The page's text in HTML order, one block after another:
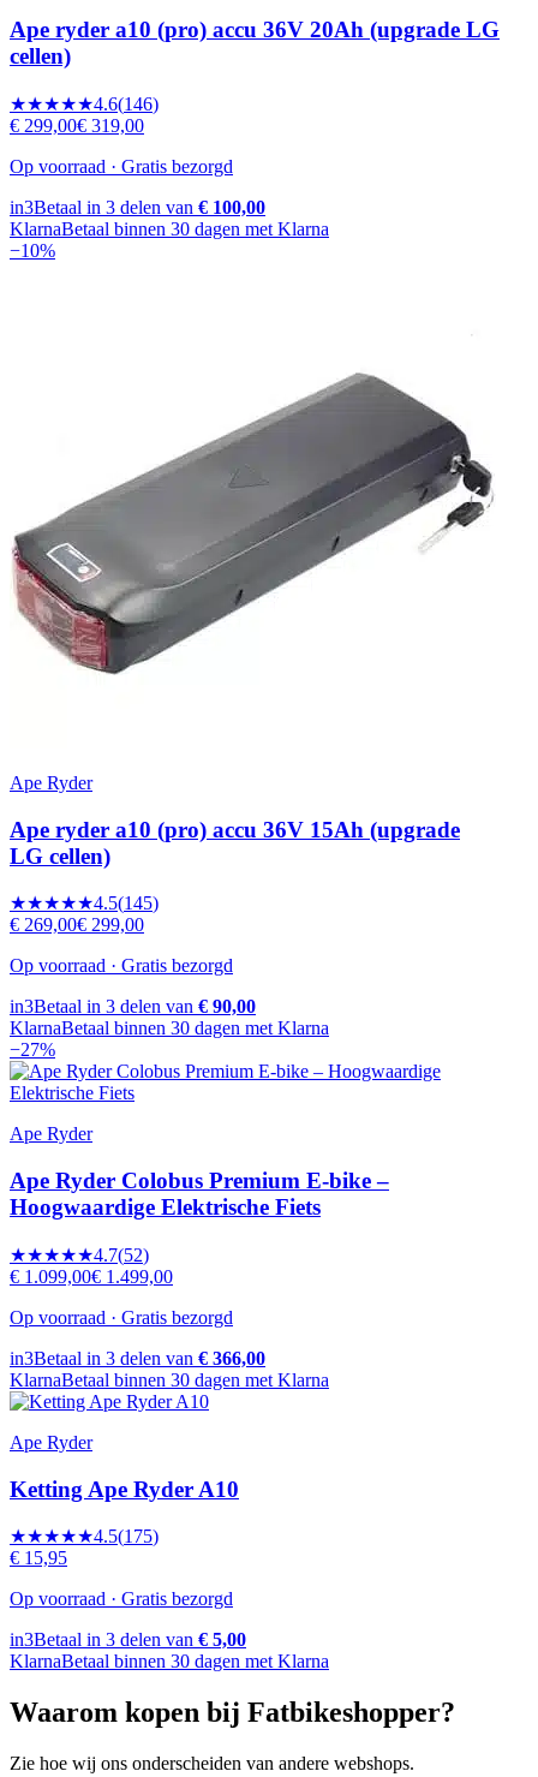
Ape ryder a10 (pro) accu 36V 20Ah (upgrade LG
cellen)
★★★★★4.6(146)
€ 299,00€ 319,00
Op voorraad · Gratis bezorgd
in3Betaal in 3 delen van € 100,00
KlarnaBetaal binnen 30 dagen met Klarna
−10%
Ape Ryder
Ape ryder a10 (pro) accu 36V 15Ah (upgrade
LG cellen)
★★★★★4.5(145)
€ 269,00€ 299,00
Op voorraad · Gratis bezorgd
in3Betaal in 3 delen van € 90,00
KlarnaBetaal binnen 30 dagen met Klarna
−27%
Ape Ryder
Ape Ryder Colobus Premium E-bike –
Hoogwaardige Elektrische Fiets
★★★★★4.7(52)
€ 1.099,00€ 1.499,00
Op voorraad · Gratis bezorgd
in3Betaal in 3 delen van € 366,00
KlarnaBetaal binnen 30 dagen met Klarna
Ape Ryder
Ketting Ape Ryder A10
★★★★★4.5(175)
€ 15,95
Op voorraad · Gratis bezorgd
in3Betaal in 3 delen van € 5,00
KlarnaBetaal binnen 30 dagen met Klarna
Waarom kopen bij Fatbikeshopper?
Zie hoe wij ons onderscheiden van andere webshops.